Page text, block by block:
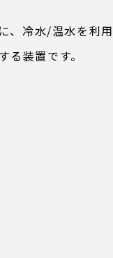
、冷水/温水を利
装置です。